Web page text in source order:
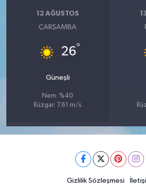
12 AĞUSTOS
ÇARŞAMBA
26°
Güneşli
Nem: %40
Rüzgar: 7.61 m/s
Gizlilik Sözleşmesi